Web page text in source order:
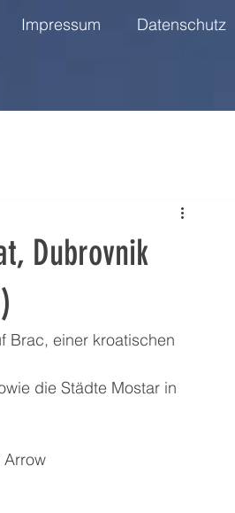
Impressum Datenschutz
Dubrovnik
Brac, einer kroatischen
die Städte Mostar in
Arrow